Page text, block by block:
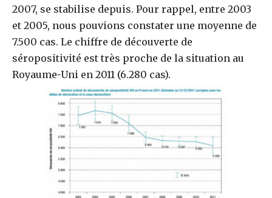
2007, se stabilise depuis. Pour rappel, entre 2003
et 2005, nous pouvions constater une moyenne de
7.500 cas. Le chiffre de découverte de
séropositivité est très proche de la situation au
Royaume-Uni en 2011 (6.280 cas).